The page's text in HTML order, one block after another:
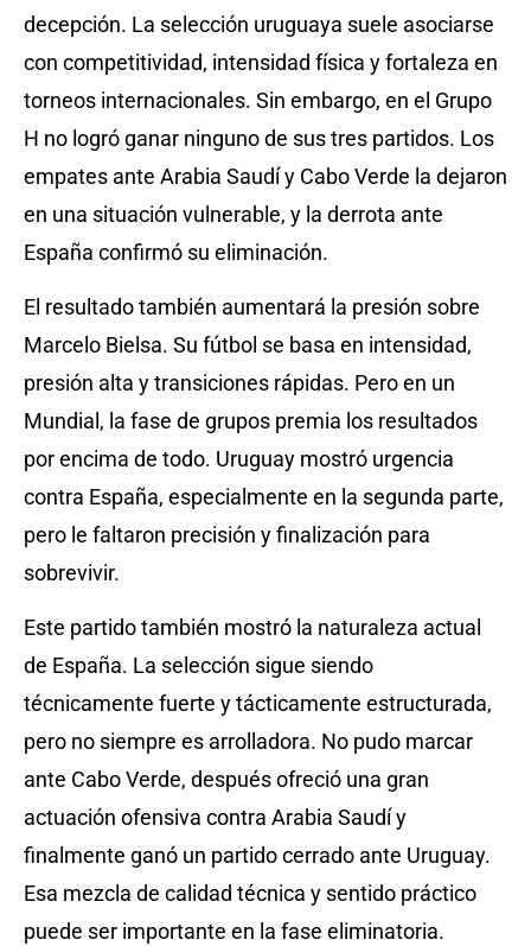
decepción. La selección uruguaya suele asociarse
con competitividad, intensidad física y fortaleza en
torneos internacionales. Sin embargo, en el Grupo
H no logró ganar ninguno de sus tres partidos. Los
empates ante Arabia Saudí y Cabo Verde la dejaron
en una situación vulnerable, y la derrota ante
España confirmó su eliminación.
El resultado también aumentará la presión sobre
Marcelo Bielsa. Su fútbol se basa en intensidad,
presión alta y transiciones rápidas. Pero en un
Mundial, la fase de grupos premia los resultados
por encima de todo. Uruguay mostró urgencia
contra España, especialmente en la segunda parte,
pero le faltaron precisión y finalización para
sobrevivir.
Este partido también mostró la naturaleza actual
de España. La selección sigue siendo
técnicamente fuerte y tácticamente estructurada,
pero no siempre es arrolladora. No pudo marcar
ante Cabo Verde, después ofreció una gran
actuación ofensiva contra Arabia Saudí y
finalmente ganó un partido cerrado ante Uruguay.
Esa mezcla de calidad técnica y sentido práctico
puede ser importante en la fase eliminatoria.